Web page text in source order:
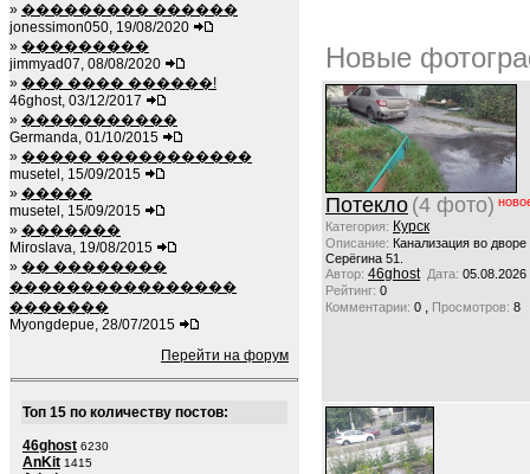
» ��������� ������
jonessimon050, 19/08/2020
» ���������
jimmyad07, 08/08/2020
» ��� ���� ������!
46ghost, 03/12/2017
» �����������
Germanda, 01/10/2015
» ����� �����������
musetel, 15/09/2015
» �����
musetel, 15/09/2015
» �������
Miroslava, 19/08/2015
» �� ��������
����������������
�������
Myongdepue, 28/07/2015
Перейти на форум
Топ 15 по количеству постов:
46ghost 6230
AnKit 1415
Новые
Потекло (4 фото)
Категория: Курск
Описание: Канализация во
Серёгина 51.
Автор: 46ghost Дата: 05.08.2026
Рейтинг: 0
Комментарии: 0 , Просмотров: 8